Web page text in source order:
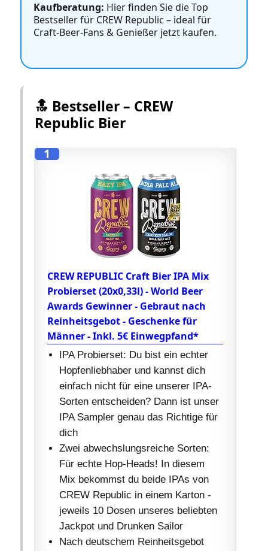
Kaufberatung: Hier finden Sie die Top
Bestseller für CREW Republic – ideal für
Craft‑Beer‑Fans & Genießer jetzt kaufen.
🔝 Bestseller – CREW
Republic Bier
1
CREW REPUBLIC Craft Bier IPA Mix
Probierset (20x0,33l) - World Beer
Awards Gewinner - Gebraut nach
Reinheitsgebot - Geschenke für
Männer - Inkl. 5€ Einwegpfand*
IPA Probierset: Du bist ein echter
Hopfenliebhaber und kannst dich
einfach nicht für eine unserer IPA-
Sorten entscheiden? Dann ist unser
IPA Sampler genau das Richtige für
dich
Zwei abwechslungsreiche Sorten:
Für echte Hop-Heads! In diesem
Mix bekommst du beide IPAs von
CREW Republic in einem Karton -
jeweils 10 Dosen unseres beliebten
Jackpot und Drunken Sailor
Nach deutschem Reinheitsgebot